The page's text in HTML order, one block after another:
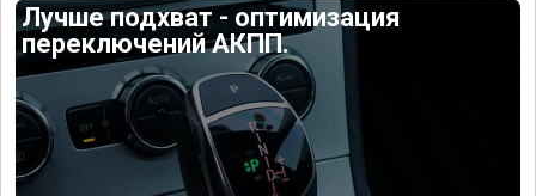
Лучше подхват - оптимизация
переключений АКПП.